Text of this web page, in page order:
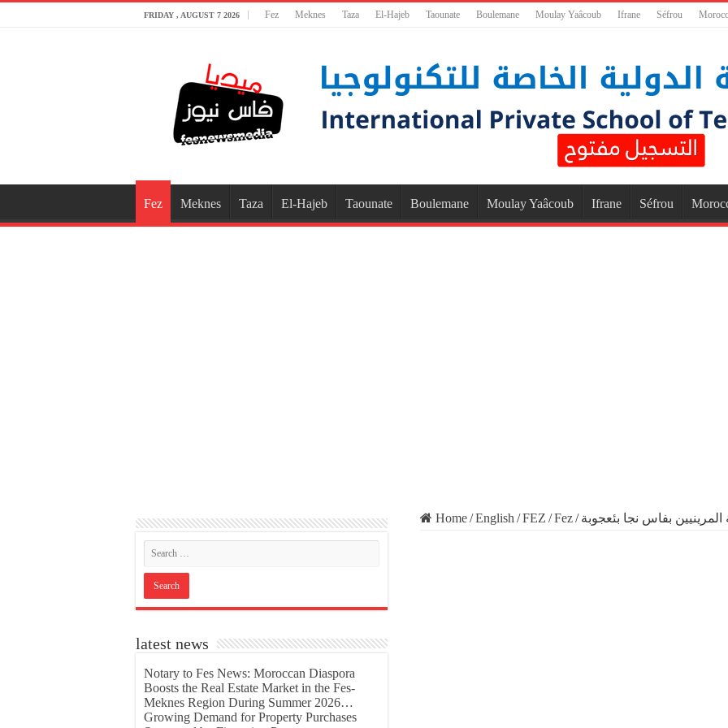
FRIDAY , AUGUST 7 2026 Fez Meknes Taza El-Hajeb Taounate Boulemane Moulay Yaâcoub Ifrane Séfrou
Fez Meknes Taza El-Hajeb Taounate Boulemane Moulay Yaâcoub Ifrane Séfrou
Home/English /FEZ /Fez/ بفاس نجا بئعجوبة
latest news
Notary to Fes News: Moroccan Diaspora
Boosts the Real Estate Market in the Fes-
Meknes Region During Summer 2026…
Growing Demand for Property Purchases